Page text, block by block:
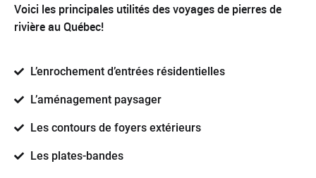
Voici les principales utilités des voyages de pierres de
rivière au Québec!
L’enrochement d’entrées résidentielles
L’aménagement paysager
Les contours de foyers extérieurs
Les plates-bandes